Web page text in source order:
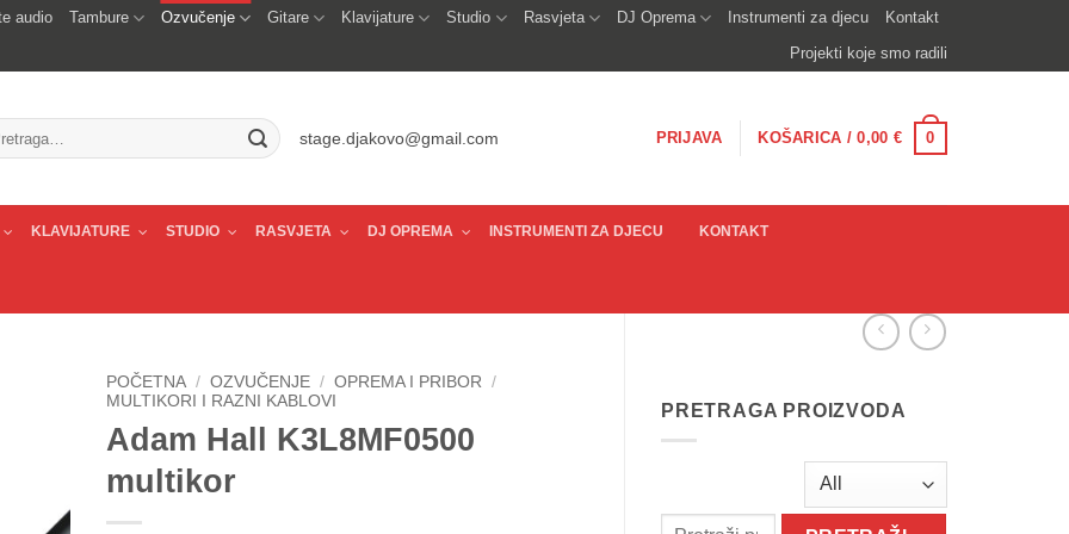
audio Tambure Ozvučenje Gitare Klavijature Studio Rasvjeta DJ Oprema Instrumenti za djecu
Kontakt
Projekti koje smo radili
stage.djakovo@gmail.com PRIJAVA KOŠARICA /0,00 € 0
KLAVIJATURE STUDIO RASVJETA DJ OPREMA INSTRUMENTI ZA DJECU KONTAKT
PRETRAGA PROIZVODA
POČETNA / OZVUČENJE / OPREMA I PRIBOR /
MULTIKORI I RAZNI KABLOVI
Adam Hall K3L8MF0500
multikor